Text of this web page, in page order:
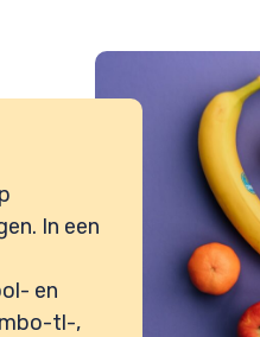
In een
en
tl-,